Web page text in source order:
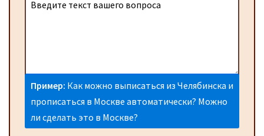
Пример: Как можно выписаться из Челябинска и
прописаться в Москве автоматически? Можно
ли сделать это в Москве?